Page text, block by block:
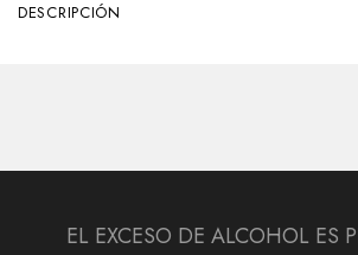
DESCRIPCIÓN
EL EXCESO DE ALCOHOL ES